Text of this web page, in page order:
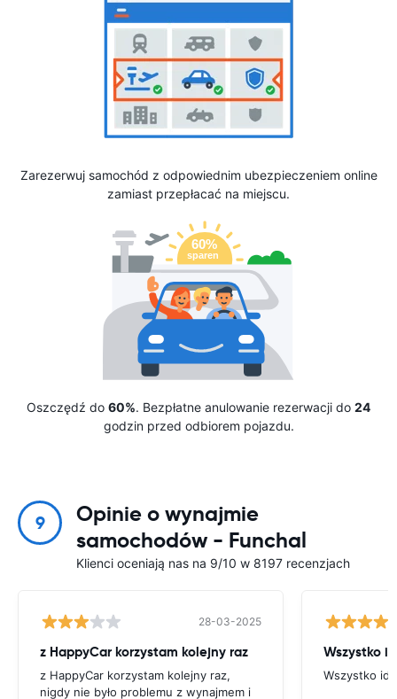
Zarezerwuj samochód z odpowiednim ubezpieczeniem online
zamiast przepłacać na miejscu.
Oszczędź do 60%. Bezpłatne anulowanie rezerwacji do 24
godzin przed odbiorem pojazdu.
9
Opinie o wynajmie
samochodów - Funchal
Klienci oceniają nas na 9/10 w 8197 recenzjach
28-03-2025
z HappyCar korzystam kolejny raz
z HappyCar korzystam kolejny raz,
nigdy nie było problemu z wynajmem i
Wszystko
Wszystko